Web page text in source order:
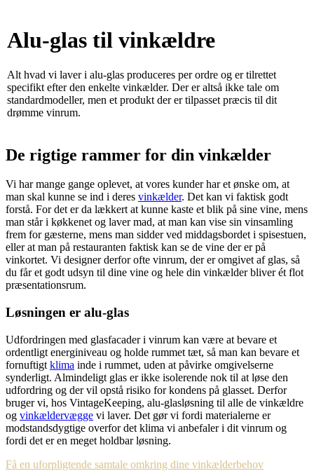
Alu-glas til vinkældre
Alt hvad vi laver i alu-glas produceres per ordre og er tilrettet
specifikt efter den enkelte vinkælder. Der er altså ikke tale om
standardmodeller, men et produkt der er tilpasset præcis til dit
drømme vinrum.
De rigtige rammer for din vinkælder
Vi har mange gange oplevet, at vores kunder har et ønske om, at
man skal kunne se ind i deres vinkælder. Det kan vi faktisk godt
forstå. For det er da lækkert at kunne kaste et blik på sine vine, mens
man står i køkkenet og laver mad, at man kan vise sin vinsamling
frem for gæsterne, mens man sidder ved middagsbordet i spisestuen,
eller at man på restauranten faktisk kan se de vine der er på
vinkortet. Vi designer derfor ofte vinrum, der er omgivet af glas, så
du får et godt udsyn til dine vine og hele din vinkælder bliver ét flot
præsentationsrum.
Løsningen er alu-glas
Udfordringen med glasfacader i vinrum kan være at bevare et
ordentligt energiniveau og holde rummet tæt, så man kan bevare et
fornuftigt klima inde i rummet, uden at påvirke omgivelserne
synderligt. Almindeligt glas er ikke isolerende nok til at løse den
udfordring og der vil opstå risiko for kondens på glasset. Derfor
bruger vi, hos VintageKeeping, alu-glasløsning til alle de vinkældre
og vinkældervægge vi laver. Det gør vi fordi materialerne er
modstandsdygtige overfor det klima vi anbefaler i dit vinrum og
fordi det er en meget holdbar løsning.
Få en uforpligtende samtale omkring dine vinkælderbehov